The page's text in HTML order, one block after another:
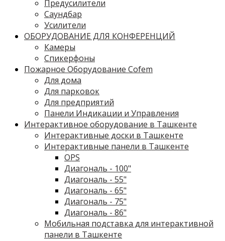
Предусилители
Саундбар
Усилители
ОБОРУДОВАНИЕ ДЛЯ КОНФЕРЕНЦИЙ
Камеры
Спикерфоны
Пожарное Оборудование Cofem
Для дома
Для парковок
Для предприятий
Панели Индикации и Управления
Интерактивное оборудование в Ташкенте
Интерактивные доски в Ташкенте
Интерактивные панели в Ташкенте
OPS
Диагональ - 100"
Диагональ - 55"
Диагональ - 65"
Диагональ - 75"
Диагональ - 86"
Мобильная подставка для интерактивной
панели в Ташкенте